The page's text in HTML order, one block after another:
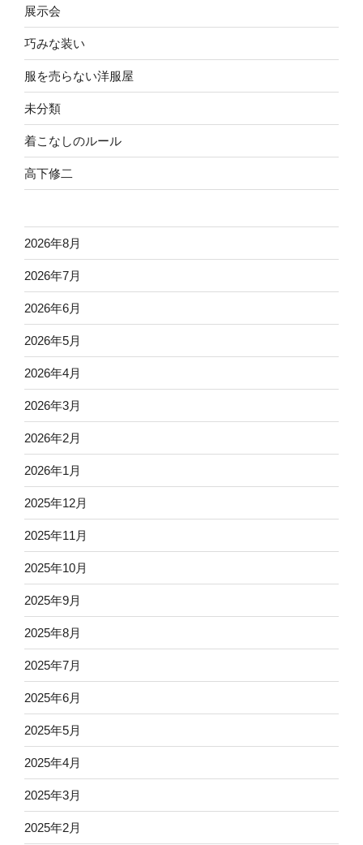
展示会
巧みな装い
服を売らない洋服屋
未分類
着こなしのルール
高下修二
2026年8月
2026年7月
2026年6月
2026年5月
2026年4月
2026年3月
2026年2月
2026年1月
2025年12月
2025年11月
2025年10月
2025年9月
2025年8月
2025年7月
2025年6月
2025年5月
2025年4月
2025年3月
2025年2月